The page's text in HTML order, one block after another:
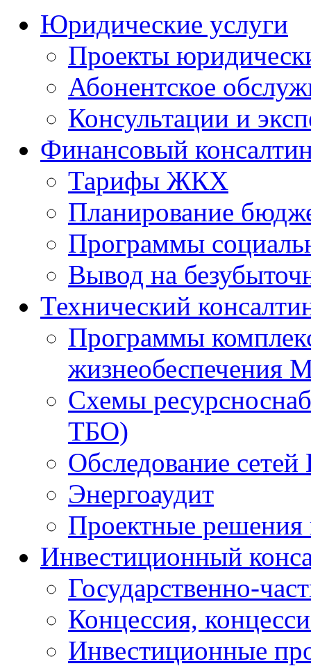
Юридические услуги
Проекты
Абонентское
Консультации и
Финансовый
Тарифы ЖКХ
Планирование
Программы
Вывод на
Технический
Программы
жизнеобеспечения
Схемы
ТБО)
Обследование
Энергоаудит
Проектные решения
Инвестиционный
Государственно-
Концессия,
Инвестиционные